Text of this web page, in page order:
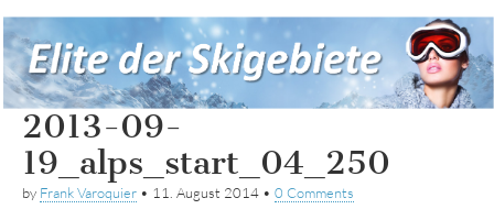
2013-09-
19_alps_start_04_250
by Frank Varoquier • 11. August 2014 • 0 Comments